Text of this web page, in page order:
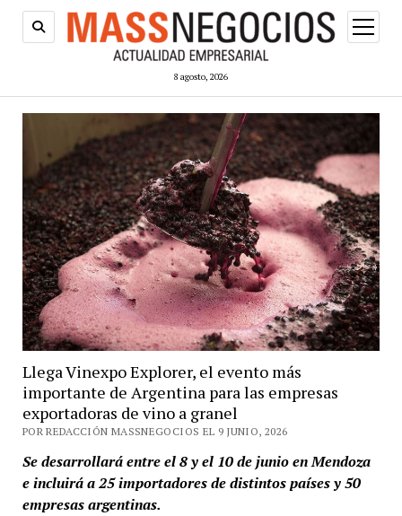
8 agosto, 2026
abrir
menú
Llega Vinexpo Explorer, el evento más
importante de Argentina para las empresas
exportadoras de vino a granel
POR REDACCIÓN MASSNEGOCIOS EL 9 JUNIO, 2026
Se desarrollará entre el 8 y el 10 de junio en Mendoza
e incluirá a 25 importadores de distintos países y 50
empresas argentinas.